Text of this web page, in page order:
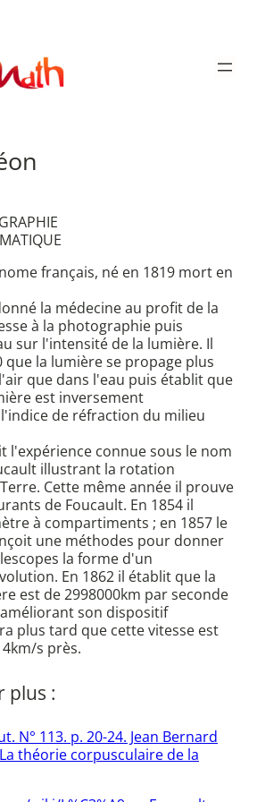
français, né en 1819 mort en
la médecine au profit de la
à la photographie puis
sur l'intensité de la lumière. Il
que la lumière se propage plus
que dans l'eau puis établit que
est inversement
de réfraction du milieu
l'expérience connue sous le nom
illustrant la rotation
Cette même année il prouve
de Foucault. En 1854 il
à compartiments ; en 1857 le
une méthodes pour donner
la forme d'un
En 1862 il établit que la
est de 2998000km par seconde
son dispositif
plus tard que cette vitesse est
s près.
plus :
N° 113. p. 20-24. Jean Bernard
théorie corpusculaire de la